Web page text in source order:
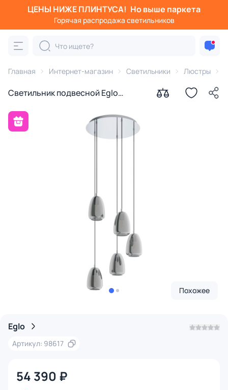
ЦЕНЫ НИЖЕ ПЛИНТУСА! Но выше паркета
Горячая распродажа светильников
Главная Интернет-магазин Светильники Люстры
Светильник подвесной Eglo
Похожее
Eglo
Артикул: 98617
54 390 ₽